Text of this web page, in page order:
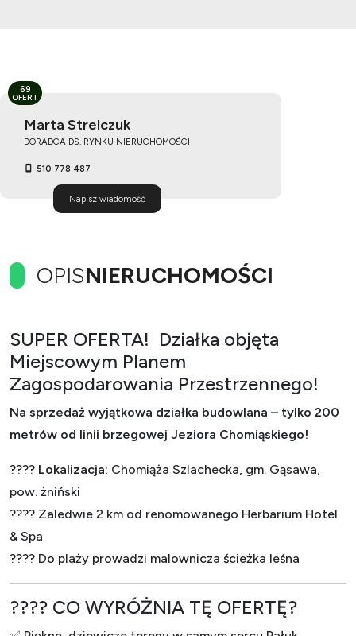
Marta Strelczuk
DORADCA DS. RYNKU NIERUCHOMOŚCI
510 778 487
Napisz wiadomość
69
OFERT
OPISNIERUCHOMOŚCI
SUPER OFERTA! Działka objęta
Miejscowym Planem
Zagospodarowania Przestrzennego!
Na sprzedaż wyjątkowa działka budowlana – tylko 200
metrów od linii brzegowej Jeziora Chomiąskiego!
???? Lokalizacja: Chomiąża Szlachecka, gm. Gąsawa,
pow. żniński
???? Zaledwie 2 km od renomowanego Herbarium Hotel
& Spa
???? Do plaży prowadzi malownicza ścieżka leśna
???? CO WYRÓŻNIA TĘ OFERTĘ?